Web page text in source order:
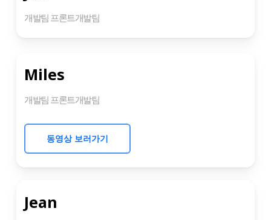
개발팀 프론트개발팀
Miles
개발팀 프론트개발팀
동영상 보러가기
Jean